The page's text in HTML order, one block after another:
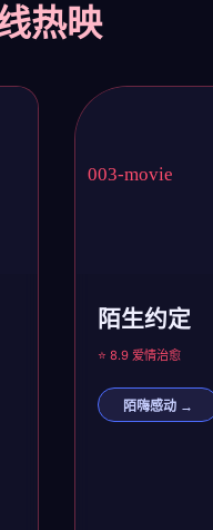
热映
陌生约定
⭐ 8.9 爱情治愈
陌嗨感动 →